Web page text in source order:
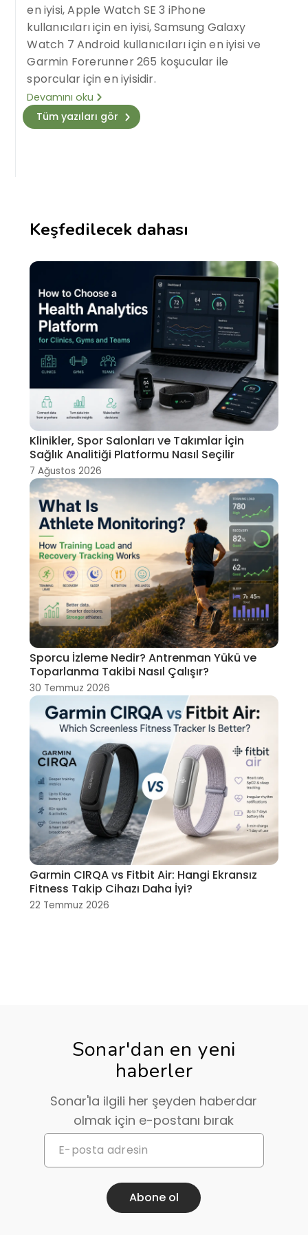
en iyisi, Apple Watch SE 3 iPhone
kullanıcıları için en iyisi, Samsung Galaxy
Watch 7 Android kullanıcıları için en iyisi ve
Garmin Forerunner 265 koşucular ile
sporcular için en iyisidir.
Devamını oku
Tüm yazıları gör
Keşfedilecek dahası
Klinikler, Spor Salonları ve Takımlar İçin
Sağlık Analitiği Platformu Nasıl Seçilir
7 Ağustos 2026
Sporcu İzleme Nedir? Antrenman Yükü ve
Toparlanma Takibi Nasıl Çalışır?
30 Temmuz 2026
Garmin CIRQA vs Fitbit Air: Hangi Ekransız
Fitness Takip Cihazı Daha İyi?
22 Temmuz 2026
Sonar'dan en yeni
haberler
Sonar'la ilgili her şeyden haberdar
olmak için e-postanı bırak
Abone ol